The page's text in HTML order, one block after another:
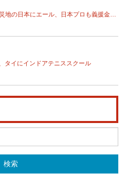
の日本にエール、日本プロも義援金活動
タイにインドアテニススクール